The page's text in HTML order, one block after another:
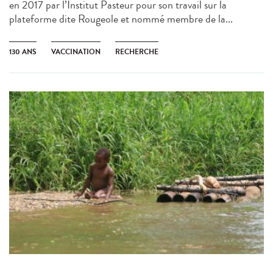
en 2017 par l’Institut Pasteur pour son travail sur la
plateforme dite Rougeole et nommé membre de la...
130 ANS VACCINATION RECHERCHE